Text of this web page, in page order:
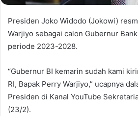
Presiden Joko Widodo (Jokowi)
Warjiyo sebagai calon Gubernur
periode 2023-2028.
“Gubernur BI kemarin sudah kami
RI, Bapak Perry Warjiyo,” ucapnya
Presiden di Kanal YouTube
(23/2).